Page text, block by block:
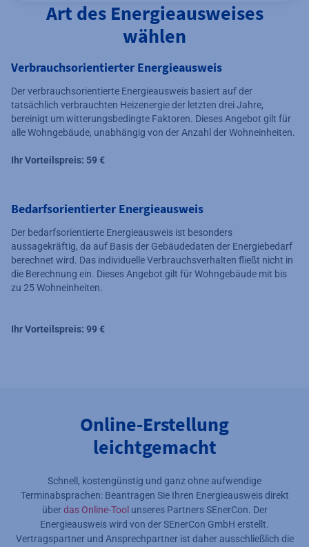
Art des Energieausweises
wählen
Verbrauchsorientierter Energieausweis
Der verbrauchsorientierte Energieausweis basiert auf der
tatsächlich verbrauchten Heizenergie der letzten drei Jahre,
bereinigt um witterungsbedingte Faktoren. Dieses Angebot gilt für
alle Wohngebäude, unabhängig von der Anzahl der Wohneinheiten.
Ihr Vorteilspreis: 59€
Bedarfsorientierter Energieausweis
Der bedarfsorientierte Energieausweis ist besonders
aussagekräftig, da auf Basis der Gebäudedaten der Energiebedarf
berechnet wird. Das individuelle Verbrauchsverhalten fließt nicht in
die Berechnung ein. Dieses Angebot gilt für Wohngebäude mit bis
zu 25 Wohneinheiten.
Ihr Vorteilspreis: 99 €
Online-Erstellung
leichtgemacht
Schnell, kostengünstig und ganz ohne aufwendige
Terminabsprachen: Beantragen Sie Ihren Energieausweis direkt
überdas Online-Tool unseres Partners SEnerCon. Der
Energieausweis wird von der SEnerCon GmbH erstellt.
Vertragspartner und Ansprechpartner ist daher ausschließlich die